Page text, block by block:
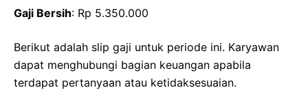
Gaji Bersih: Rp 5.350.000
Berikut adalah slip gaji untuk periode ini. Karyawan
dapat menghubungi bagian keuangan apabila
terdapat pertanyaan atau ketidaksesuaian.